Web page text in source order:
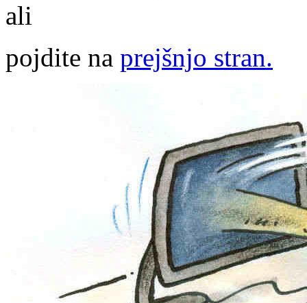
ali
pojdite na prejšnjo stran.